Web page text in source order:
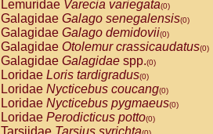
AtelidaeAlouattaspp.(0)
AtelidaeAteles belzebuth(0)
AtelidaeAteles geoffroyi(0)
AtelidaeAteles paniscus(0)
AtelidaeAtelesspp.(0)
Atelidae Lagothrix lagothricha
AtelidaeLagothrix lagothricha cana
PitheciidaeCacajao calvus
PitheciidaeCallicebus cupreus
PitheciidaeCallicebus donacophilus
Lemuridae Varecia variegata(0)
Galagidae Galago senegalensis(0)
Galagidae Galago demidovii(0)
Galagidae Otolemur crassicaudatus(0)
Galagidae Galagidae spp.(0)
Loridae Loris tardigradus(0)
Loridae Nycticebus coucang(0)
Loridae Nycticebus pygmaeus(0)
Loridae Perodicticus potto(0)
Tarsiidae Tarsius syrichta